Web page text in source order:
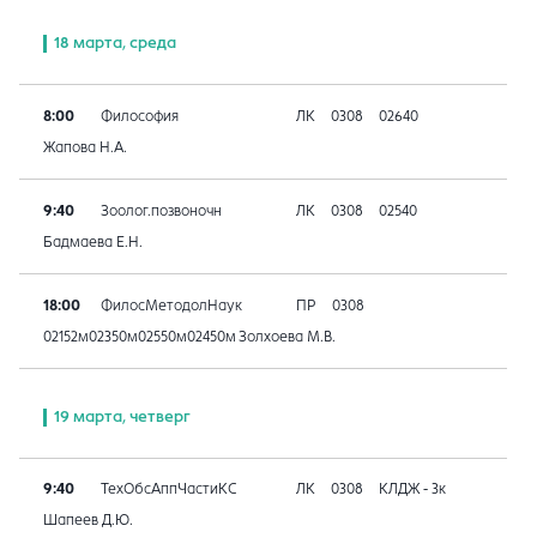
18 марта, среда
8:00 Философия ЛК 0308 02640
Жапова Н.А.
9:40 Зоолог.позвоночн ЛК 0308 02540
Бадмаева Е.Н.
18:00 ФилосМетодолНаук ПР 0308
02152м02350м02550м02450м Золхоева М.В.
19 марта, четверг
9:40 ТехОбсАппЧастиКС ЛК 0308 КЛДЖ - 3к
Шапеев Д.Ю.